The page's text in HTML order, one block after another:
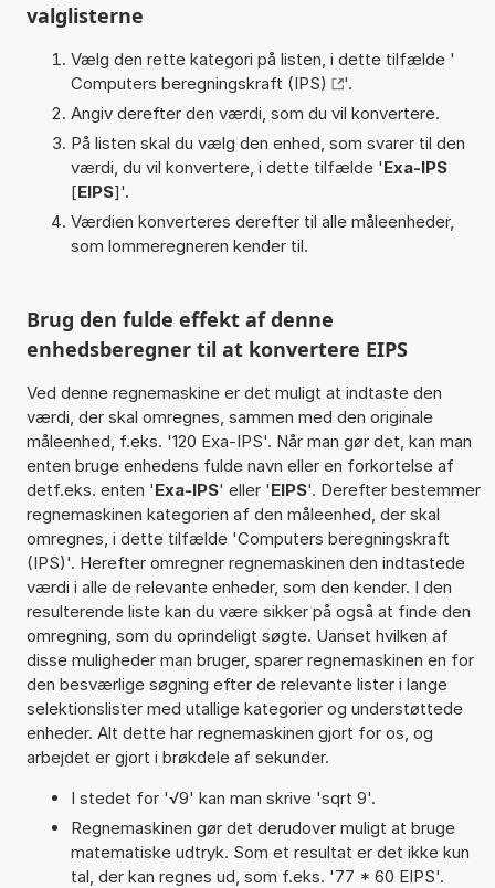
valglisterne
Vælg den rette kategori på listen, i dette tilfælde '
Computers beregningskraft (IPS)
'.
Angiv derefter den værdi, som du vil konvertere.
På listen skal du vælg den enhed, som svarer til den
værdi, du vil konvertere, i dette tilfælde 'Exa-IPS
[EIPS]'.
Værdien konverteres derefter til alle måleenheder,
som lommeregneren kender til.
Brug den fulde effekt af denne
enhedsberegner til at konvertere EIPS
Ved denne regnemaskine er det muligt at indtaste den
værdi, der skal omregnes, sammen med den originale
måleenhed, f.eks. '120 Exa-IPS'. Når man gør det, kan man
enten bruge enhedens fulde navn eller en forkortelse af
detf.eks. enten 'Exa-IPS' eller 'EIPS'. Derefter bestemmer
regnemaskinen kategorien af den måleenhed, der skal
omregnes, i dette tilfælde 'Computers beregningskraft
(IPS)'. Herefter omregner regnemaskinen den indtastede
værdi i alle de relevante enheder, som den kender. I den
resulterende liste kan du være sikker på også at finde den
omregning, som du oprindeligt søgte. Uanset hvilken af
disse muligheder man bruger, sparer regnemaskinen en for
den besværlige søgning efter de relevante lister i lange
selektionslister med utallige kategorier og understøttede
enheder. Alt dette har regnemaskinen gjort for os, og
arbejdet er gjort i brøkdele af sekunder.
I stedet for '√9' kan man skrive 'sqrt 9'.
Regnemaskinen gør det derudover muligt at bruge
matematiske udtryk. Som et resultat er det ikke kun
tal, der kan regnes ud, som f.eks. '77 * 60 EIPS'.